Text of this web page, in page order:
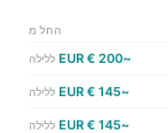
החל מ
~200 € EUR ללילה
~145 € EUR ללילה
~145 € EUR ללילה